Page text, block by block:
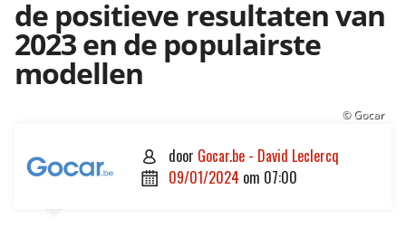
de positieve resultaten van
2023 en de populairste
modellen
© Gocar
 door Gocar.be - David Leclercq
 09/01/2024 om 07:00